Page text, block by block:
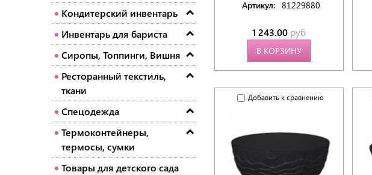
Кондитерский инвентарь
Инвентарь для бариста
Сиропы, Топпинги, Вишня
Ресторанный текстиль,
ткани
Спецодежда
Термоконтейнеры,
термосы, сумки
Товары для детского сада
Артикул: 81229880
1 243.00 руб
В КОРЗИНУ
Добавить к сравнению